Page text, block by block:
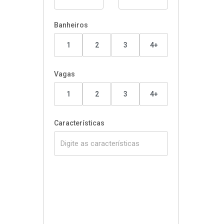
Banheiros
1 2 3 4+
Vagas
1 2 3 4+
Características